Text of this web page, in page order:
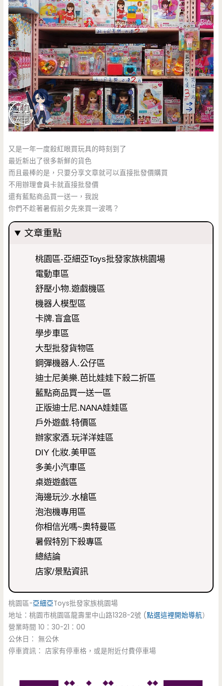
又是一年一度殺紅眼買玩具的時刻到了
最近新出了很多新鮮的貨色
而且最棒的是，只要分享文章就可以直接批發價購買
不用辦理會員卡就直接批發價
還有藍點商品買一送一，我說
你們不趁著暑假前夕先來買一波嗎？
文章重點
桃園區-亞細亞Toys批發家族桃園場
電動車區
舒壓小物.遊戲機區
機器人模型區
卡牌.盲盒區
學步車區
大型批發貨物區
鋼彈機器人.公仔區
迪士尼美樂.芭比娃娃下殺二折區
藍點商品買一送一區
正版迪士尼.NANA娃娃區
戶外遊戲.特價區
辦家家酒.玩洋洋娃區
DIY 化妝.美甲區
多美小汽車區
桌遊遊戲區
海邊玩沙.水槍區
泡泡機專用區
你相信光嗎~奧特曼區
暑假特別下殺專區
總結論
店家/景點資訊
桃園區-亞細亞Toys批發家族桃園場
地址：桃園市桃園區龍壽里中山路1328-2號 (點選這裡開始導航）
營業時間 10：30-21：00
公休日： 無公休
停車資訊： 店家有停車格，或是附近付費停車場